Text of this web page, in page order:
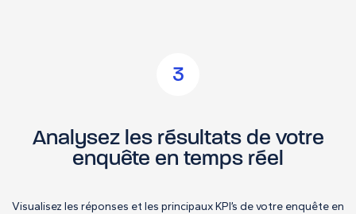
3
Analysez les résultats de votre
enquête en temps réel
Visualisez les réponses et les principaux KPI’s de votre enquête en